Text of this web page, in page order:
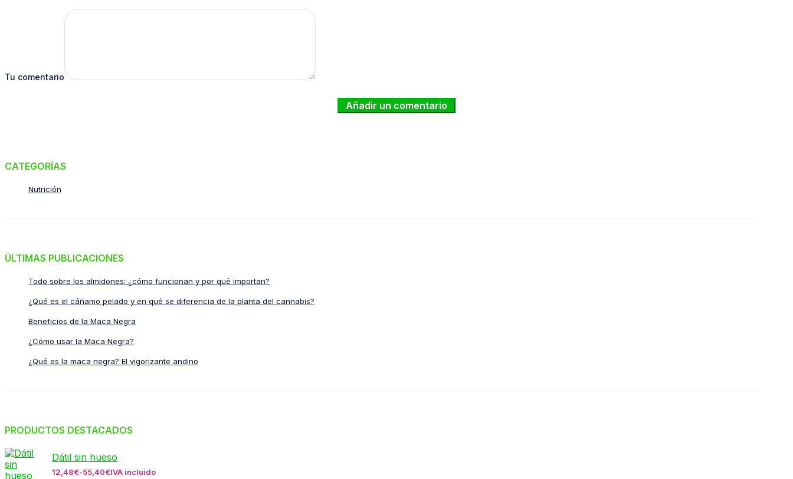
Tu comentario
Añadir un comentario
CATEGORÍAS
Nutrición
ÚLTIMAS PUBLICACIONES
Todo sobre los almidones: ¿cómo funcionan y por qué importan?
¿Qué es el cáñamo pelado y en qué se diferencia de la planta del cannabis?
Beneficios de la Maca Negra
¿Cómo usar la Maca Negra?
¿Qué es la maca negra? El vigorizante andino
PRODUCTOS DESTACADOS
Dátil sin hueso
12,48€-55,40€IVA incluido